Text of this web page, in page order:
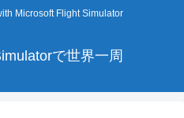
Microsoft Flight Simulator
で世界一周